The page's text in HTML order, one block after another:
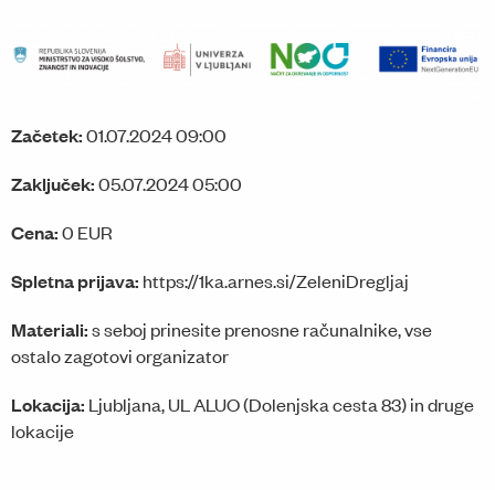
Začetek:01.07.2024 09:00
Zaključek:05.07.2024 05:00
Cena:0 EUR
Spletna prijava: https://1ka.arnes.si/ZeleniDregljaj
Materiali:s seboj prinesite prenosne računalnike, vse
ostalo zagotovi organizator
Lokacija: Ljubljana, UL ALUO (Dolenjska cesta 83) in druge
lokacije